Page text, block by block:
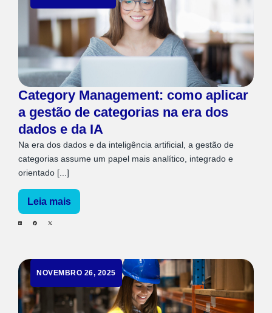
Category Management: como aplicar
a gestão de categorias na era dos
dados e da IA
Na era dos dados e da inteligência artificial, a gestão de
categorias assume um papel mais analítico, integrado e
orientado [...]
Leia mais
NOVEMBRO 26, 2025